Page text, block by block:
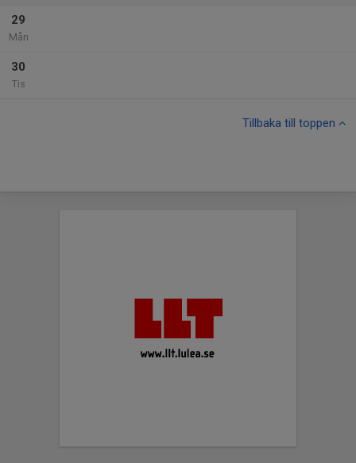
29
Mån
30
Tis
Tillbaka till toppen